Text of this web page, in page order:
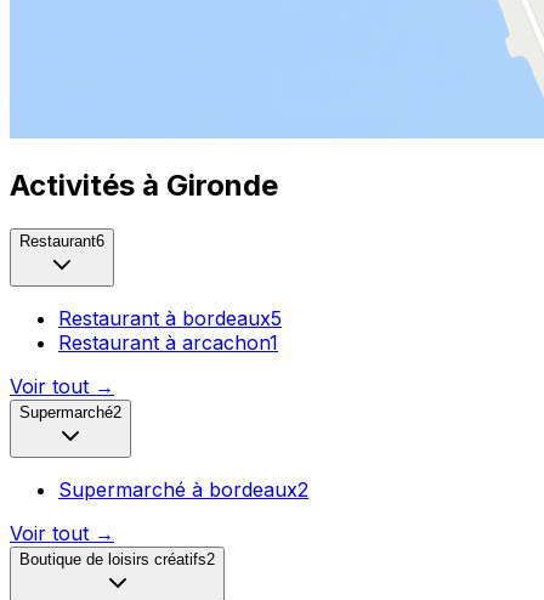
Activités à Gironde
Restaurant6
Restaurant à bordeaux5
Restaurant à arcachon1
Voir tout →
Supermarché2
Supermarché à bordeaux2
Voir tout →
Boutique de loisirs créatifs2